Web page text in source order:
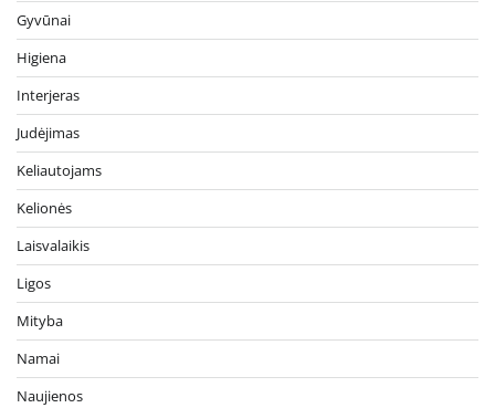
Gyvūnai
Higiena
Interjeras
Judėjimas
Keliautojams
Kelionės
Laisvalaikis
Ligos
Mityba
Namai
Naujienos